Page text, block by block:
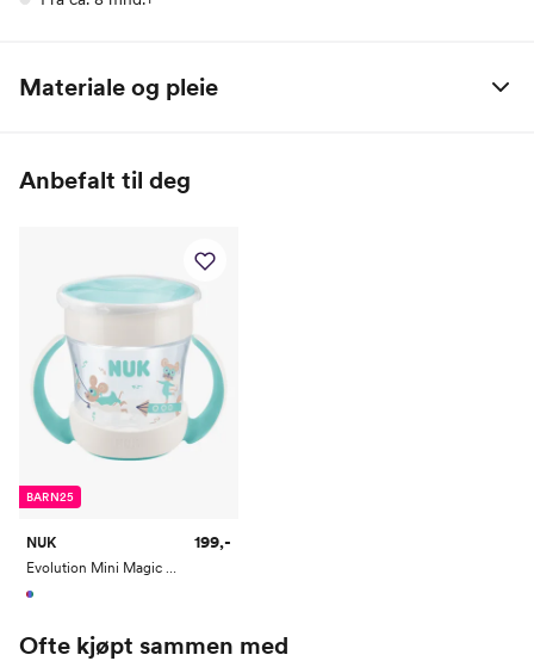
Materiale og pleie
Anbefalt til deg
BARN25
NUK
199,-
Ofte kjøpt sammen med